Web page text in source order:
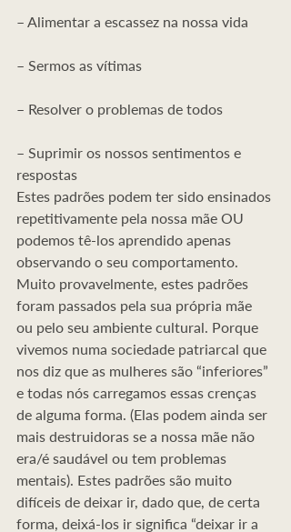
– Alimentar a escassez na nossa vida
– Sermos as vítimas
– Resolver o problemas de todos
– Suprimir os nossos sentimentos e
respostas
Estes padrões podem ter sido ensinados
repetitivamente pela nossa mãe OU
podemos tê-los aprendido apenas
observando o seu comportamento.
Muito provavelmente, estes padrões
foram passados pela sua própria mãe
ou pelo seu ambiente cultural. Porque
vivemos numa sociedade patriarcal que
nos diz que as mulheres são “inferiores”
e todas nós carregamos essas crenças
de alguma forma. (Elas podem ainda ser
mais destruidoras se a nossa mãe não
era/é saudável ou tem problemas
mentais). Estes padrões são muito
difíceis de deixar ir, dado que, de certa
forma, deixá-los ir significa “deixar ir a